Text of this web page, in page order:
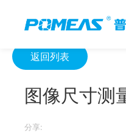
返回列表
图像尺寸测
分享: